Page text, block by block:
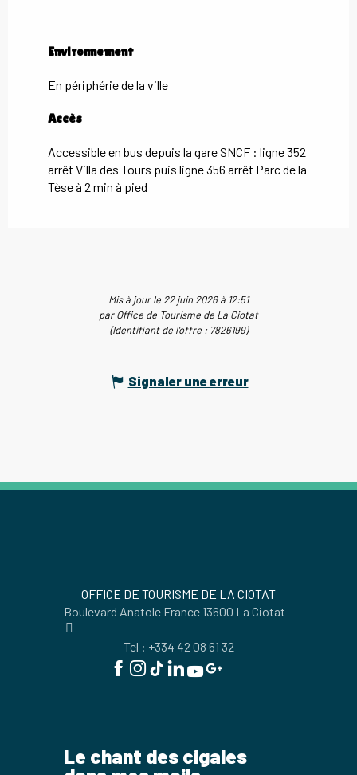
Environnement
Environnement
En périphérie de la ville
Accès
Accès
Accessible en bus depuis la gare SNCF : ligne 352
arrêt Villa des Tours puis ligne 356 arrêt Parc de la
Tèse à 2 min à pied
Mis à jour le 22 juin 2026 à 12:51
par Office de Tourisme de La Ciotat
(Identifiant de l'offre : 7826199)
Signaler une erreur
OFFICE DE TOURISME DE LA CIOTAT
Boulevard Anatole France 13600 La Ciotat
Tel : +334 42 08 61 32
Le chant des cigales